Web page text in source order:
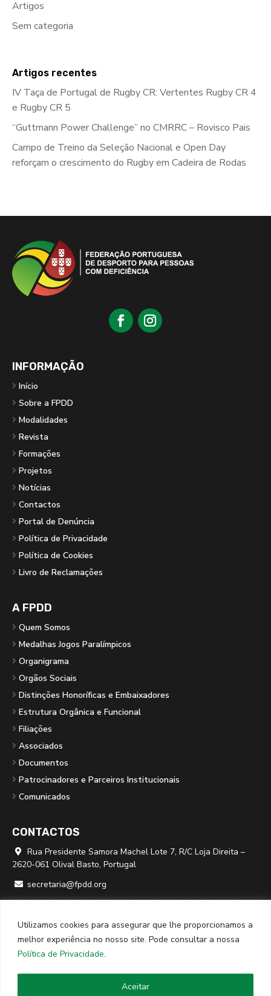
Utilizamos cookies para assegurar que lhe proporcionamos a
melhor experiência no nosso site. Pode consultar a nossa
Política de Privacidade.
Aceitar
Artigos
Sem categoria
Artigos recentes
IV Taça de Portugal de Rugby CR: Vertentes Rugby CR 4
e Rugby CR 5
“Guttmann Power Challenge” no CMRRC – Rovisco Pais
Campo de Treino da Seleção Nacional e Open Day
reforçam o crescimento do Rugby em Cadeira de Rodas
INFORMAÇÃO
Início
Sobre a FPDD
Modalidades
Revista
Formações
Projetos
Notícias
Contactos
Portal de Denúncia
Política de Privacidade
Política de Cookies
Livro de Reclamações
A FPDD
Quem Somos
Medalhas Jogos Paralímpicos
Organigrama
Orgãos Sociais
Distinções Honoríficas e Embaixadores
Estrutura Orgânica e Funcional
Filiações
Associados
Documentos
Patrocinadores e Parceiros Institucionais
Comunicados
CONTACTOS

Rua Presidente Samora Machel Lote 7, R/C Loja Direita –
2620-061 Olival Basto, Portugal
 secretaria@fpdd.org
⁽*⁾ chamada para rede fixa nacional
© 2026
· Todos os direitos reservados · Website criado